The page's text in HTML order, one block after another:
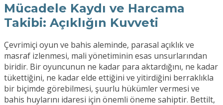
Mücadele Kaydı ve Harcama
Takibi: Açıklığın Kuvveti
Çevrimiçi oyun ve bahis aleminde, parasal açıklık ve
masraf izlenmesi, mali yönetiminin esas unsurlarından
biridir. Bir oyuncunun ne kadar para aktardığını, ne kadar
tükettiğini, ne kadar elde ettiğini ve yitirdiğini berraklıkla
bir biçimde görebilmesi, şuurlu hükümler vermesi ve
bahis huylarını idaresi için önemli öneme sahiptir. Bettilt,